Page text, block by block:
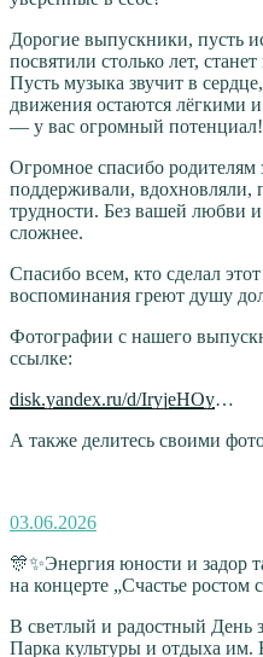
Дорогие выпускники, пусть
посвятили столько лет,
Пусть музыка звучит в
движения остаются лёгкими
— у вас огромный потенциал!
Огромное спасибо родителям
поддерживали, вдохновляли,
трудности. Без вашей любви
сложнее.
Спасибо всем, кто сделал
воспоминания греют душу
Фотографии с нашего
ссылке:
disk.yandex.ru/d/IryjeHOy…
А также делитесь своими
Опубликовано
03.06.2026
🎊✨Энергия юности и задор
на концерте „Счастье ростом
В светлый и радостный День
Парка культуры и отдыха им.